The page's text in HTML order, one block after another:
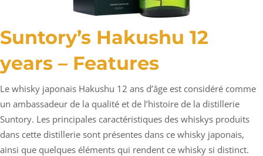
Suntory’s Hakushu 12
years – Features
Le whisky japonais Hakushu 12 ans d’âge est considéré comme
un ambassadeur de la qualité et de l’histoire de la distillerie
Suntory. Les principales caractéristiques des whiskys produits
dans cette distillerie sont présentes dans ce whisky japonais,
ainsi que quelques éléments qui rendent ce whisky si distinct.